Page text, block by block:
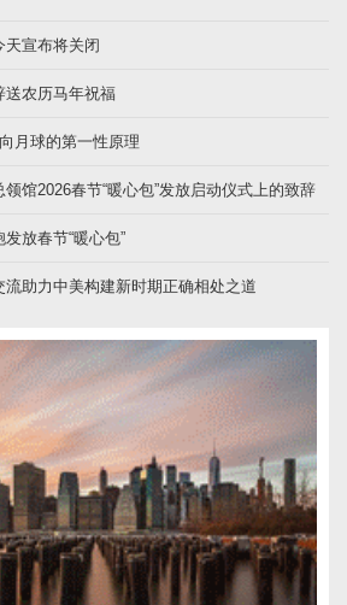
天宣布将关闭
送农历马年祝福
月球的第一性原理
馆2026春节“暖心包”发放启动仪式上的致辞
放春节“暖心包”
助力中美构建新时期正确相处之道